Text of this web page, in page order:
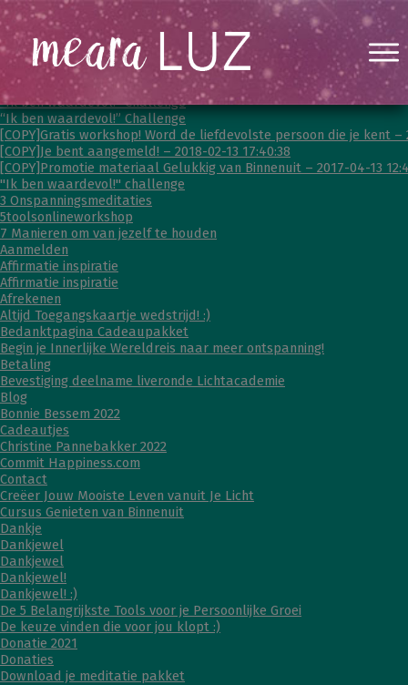
“Je mag er helemaal zijn” – Gratis workshop!
“Ik ben waardevol!” Challenge
“Ik ben waardevol!” Challenge
[COPY]Gratis workshop! Word de liefdevolste persoon die je kent –
[COPY]Je bent aangemeld! – 2018-02-13 17:40:38
[COPY]Promotie materiaal Gelukkig van Binnenuit – 2017-04-13
"Ik ben waardevol!" challenge
3 Onspanningsmeditaties
5toolsonlineworkshop
7 Manieren om van jezelf te houden
Aanmelden
Affirmatie inspiratie
Affirmatie inspiratie
Afrekenen
Altijd Toegangskaartje wedstrijd! :)
Bedanktpagina Cadeaupakket
Begin je Innerlijke Wereldreis naar meer ontspanning!
Betaling
Bevestiging deelname liveronde Lichtacademie
Blog
Bonnie Bessem 2022
Cadeautjes
Christine Pannebakker 2022
Commit Happiness.com
Contact
Creëer Jouw Mooiste Leven vanuit Je Licht
Cursus Genieten van Binnenuit
Dankje
Dankjewel
Dankjewel
Dankjewel!
Dankjewel! :)
De 5 Belangrijkste Tools voor je Persoonlijke Groei
De keuze vinden die voor jou klopt :)
Donatie 2021
Donaties
Download je meditatie pakket